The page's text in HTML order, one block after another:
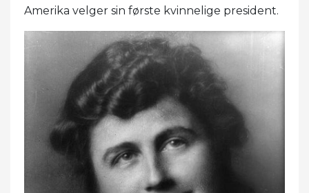
Amerika velger sin første kvinnelige president.